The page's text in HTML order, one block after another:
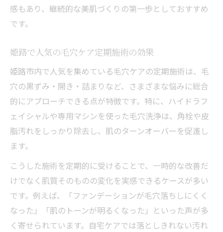
感もあり、継続的な美肌づくりの第一歩としておすすめ
です。
姫路で人気の毛穴ケア定期施術の効果
姫路市内で人気を集めている毛穴ケアの定期施術は、毛
穴の黒ずみ・開き・詰まりなど、さまざまな悩みに総合
的にアプローチできる点が特徴です。特に、ハイドラフ
ェイシャルや専用マシンを使った毛穴洗浄は、角栓や皮
脂汚れをしっかり除去し、肌のターンオーバーを促進し
ます。
こうした施術を定期的に受けることで、一時的な改善だ
けでなく肌質そのものの変化を実感できるケースが多い
です。例えば、「ファンデーションが毛穴落ちしにくく
なった」「肌のトーンが明るくなった」といった声が多
く寄せられています。自宅ケアでは落としきれない汚れ